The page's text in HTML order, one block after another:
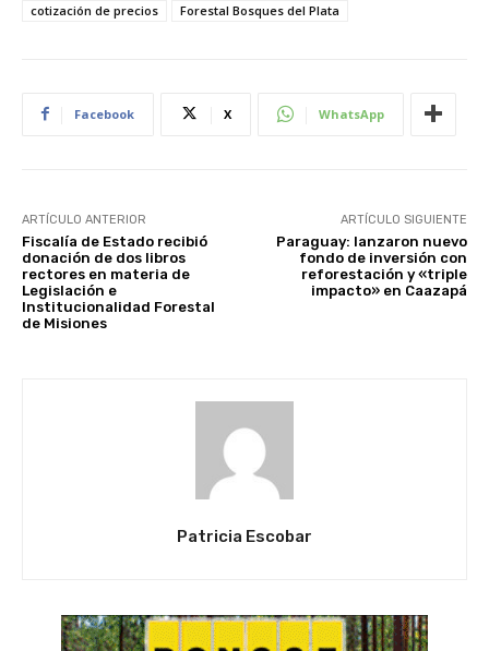
cotización de precios
Forestal Bosques del Plata
Facebook X WhatsApp
ARTÍCULO ANTERIOR
Fiscalía de Estado recibió
donación de dos libros
rectores en materia de
Legislación e
Institucionalidad Forestal
de Misiones
ARTÍCULO SIGUIENTE
Paraguay: lanzaron nuevo
fondo de inversión con
reforestación y «triple
impacto» en Caazapá
Patricia Escobar